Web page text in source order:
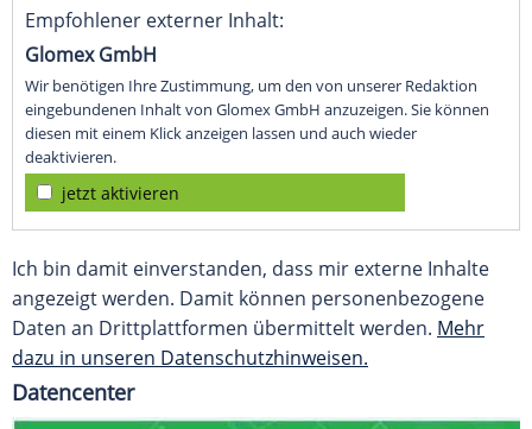
Empfohlener externer Inhalt:
Glomex GmbH
Wir benötigen Ihre Zustimmung, um den von unserer Redaktion
eingebundenen Inhalt von Glomex GmbH anzuzeigen. Sie können
diesen mit einem Klick anzeigen lassen und auch wieder
deaktivieren.
jetzt aktivieren
Ich bin damit einverstanden, dass mir externe Inhalte
angezeigt werden. Damit können personenbezogene
Daten an Drittplattformen übermittelt werden. Mehr
dazu in unseren Datenschutzhinweisen.
Datencenter